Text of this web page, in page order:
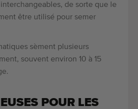
de sorte que le
être utilisé pour semer
sèment plusieurs
souvent environ 10 à 15
POUR LES